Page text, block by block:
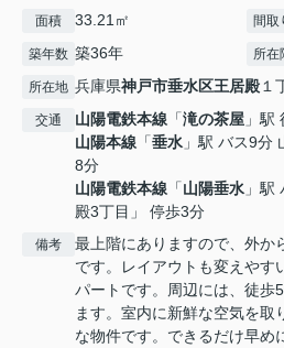
面積 33.21㎡ 間取
築年数 築36年 所在
所在地 兵庫県神戸市垂水区王居殿 １
交通 山陽電鉄本線 「滝の茶屋 」駅
山陽本線 「垂水 」駅 バス9分
8分
山陽電鉄本線 「山陽垂水 」駅
殿3丁目」 停歩3分
備考
最上階にありますので、外か
です。レイアウトも変えやす
パートです。周辺には、徒歩
ます。室内に新鮮な空気を取
な物件です。できるだけ早め